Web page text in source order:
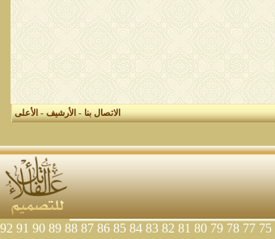
الاتصال بنا-الأرشيف-الأعلى
75
77
78
79
80
81
82
83
84
85
86
87
88
89
90
91
92